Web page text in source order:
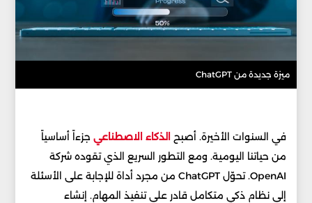
ميزة جديدة من ChatGPT
في السنوات الأخيرة. أصبح الذكاء الاصطناعي جزءاً أساسياً
من حياتنا اليومية. ومع التطور السريع الذي تقوده شركة
OpenAI. تحوّل ChatGPT من مجرد أداة للإجابة على الأسئلة
إلى نظام ذكي متكامل قادر على تنفيذ المهام. إنشاء